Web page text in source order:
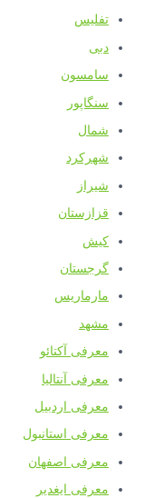
تفلیس
دبی
سامسون
سنگاپور
شمال
شهرکرد
شیراز
قزازستان
کیش
گرجستان
مارماریس
مشهد
معرفی آکتائو
معرفی آنتالیا
معرفی اردبیل
معرفی استانبول
معرفی اصفهان
معرفی ایغدیر